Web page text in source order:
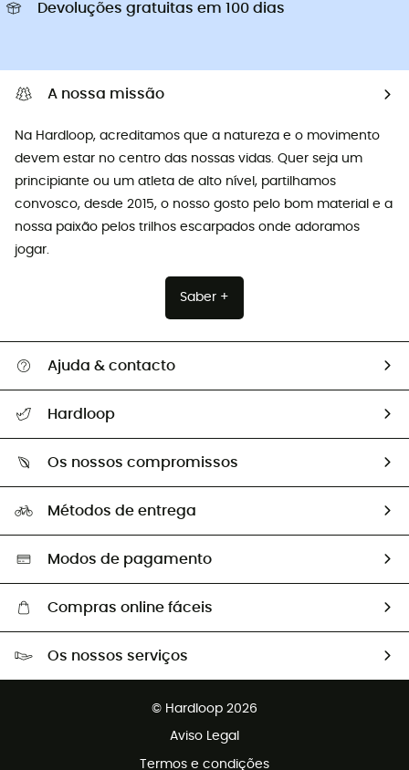
Devoluções gratuitas em 100 dias
A nossa missão
Na Hardloop, acreditamos que a natureza e o movimento
devem estar no centro das nossas vidas. Quer seja um
principiante ou um atleta de alto nível, partilhamos
convosco, desde 2015, o nosso gosto pelo bom material e a
nossa paixão pelos trilhos escarpados onde adoramos
jogar.
Saber +
Ajuda & contacto
Devoluções e reembolsos
Guia de tamanhos
Trocas & Devoluções
Hardloop
Os nossos embaixadores
Os nossos compromissos
Seleção eco-responsável
Métodos de entrega
Modos de pagamento
Compras online fáceis
Devoluções gratuitas em 100 dias
Os nossos serviços
© Hardloop 2026
Aviso Legal
Termos e condições